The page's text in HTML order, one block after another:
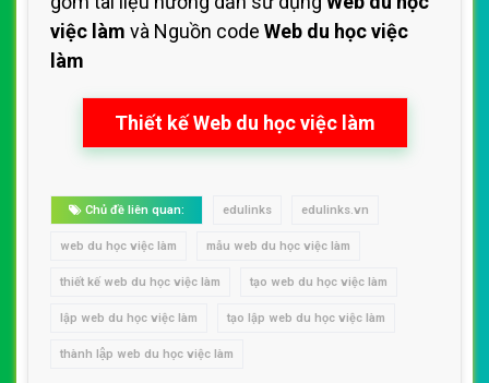
việc làm và Nguồn code Web du học việc
làm
Thiết kế Web du học việc làm
Chủ đề liên quan: edulinks edulinks.vn
web du học việc làm mẫu web du học việc làm
thiết kế web du học việc làm tạo web du học việc làm
lập web du học việc làm tạo lập web du học việc làm
thành lập web du học việc làm